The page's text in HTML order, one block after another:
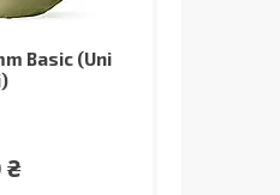
Basic (Uni
₴